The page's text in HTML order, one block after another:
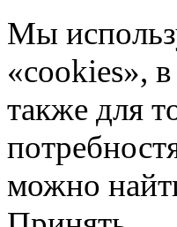
Мы
«cookies»,
также для
можно